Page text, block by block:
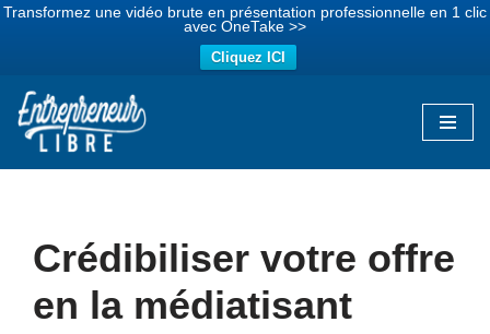
Transformez une vidéo brute en présentation professionnelle en 1 clic
avec OneTake >>
Cliquez ICI
Aller
Crédibiliser votre offre
en la médiatisant